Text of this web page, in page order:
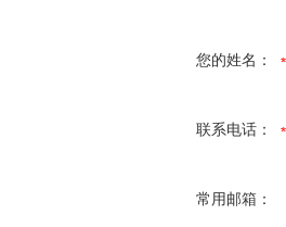
您的姓名：
联系电话：
常用邮箱：